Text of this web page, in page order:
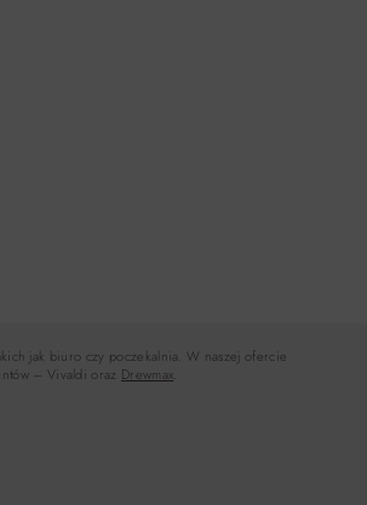
jak biuro czy poczekalnia. W naszej ofercie
– Vivaldi oraz Drewmax